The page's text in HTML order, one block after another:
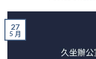
27
5 月